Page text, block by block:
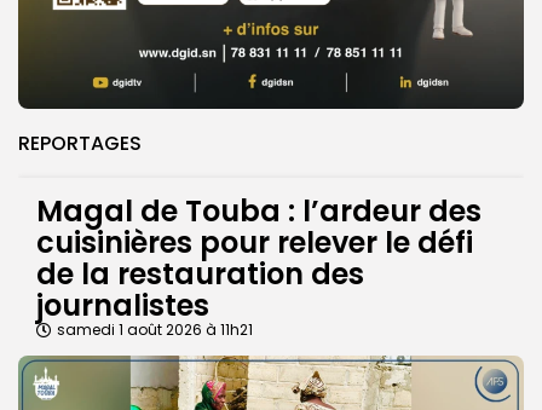
REPORTAGES
Magal de Touba : l’ardeur des
cuisinières pour relever le défi
de la restauration des
journalistes
samedi 1 août 2026 à 11h21